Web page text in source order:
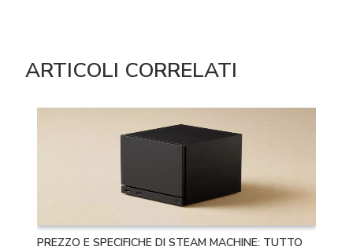
ARTICOLI CORRELATI
PREZZO E SPECIFICHE DI STEAM MACHINE: TUTTO